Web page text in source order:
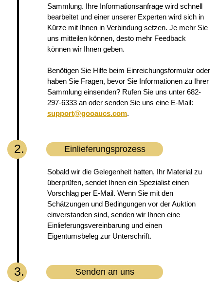
Sammlung. Ihre Informationsanfrage wird schnell
bearbeitet und einer unserer Experten wird sich in
Kürze mit Ihnen in Verbindung setzen. Je mehr Sie
uns mitteilen können, desto mehr Feedback
können wir Ihnen geben.
Benötigen Sie Hilfe beim Einreichungsformular oder
haben Sie Fragen, bevor Sie Informationen zu Ihrer
Sammlung einsenden? Rufen Sie uns unter 682-
297-6333 an oder senden Sie uns eine E-Mail:
support@gooaucs.com.
2. Einlieferungsprozess
Sobald wir die Gelegenheit hatten, Ihr Material zu
überprüfen, sendet Ihnen ein Spezialist einen
Vorschlag per E-Mail. Wenn Sie mit den
Schätzungen und Bedingungen vor der Auktion
einverstanden sind, senden wir Ihnen eine
Einlieferungsvereinbarung und einen
Eigentumsbeleg zur Unterschrift.
3. Senden an uns